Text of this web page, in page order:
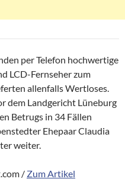
per Telefon hochwertige
LCD-Fernseher zum
allenfalls Wertloses.
dem Landgericht Lüneburg
Betrugs in 34 Fällen
Ehepaar Claudia
weiter.
/ Zum Artikel